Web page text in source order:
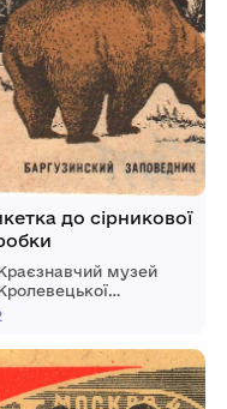
до сірникової
музей
ради